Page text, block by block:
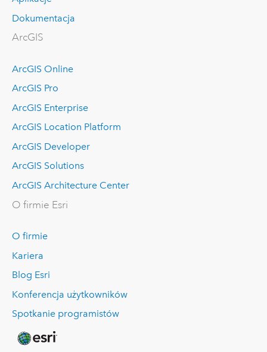
Dokumentacja
ArcGIS
ArcGIS Online
ArcGIS Pro
ArcGIS Enterprise
ArcGIS Location Platform
ArcGIS Developer
ArcGIS Solutions
ArcGIS Architecture Center
O firmie Esri
O firmie
Kariera
Blog Esri
Konferencja użytkowników
Spotkanie programistów